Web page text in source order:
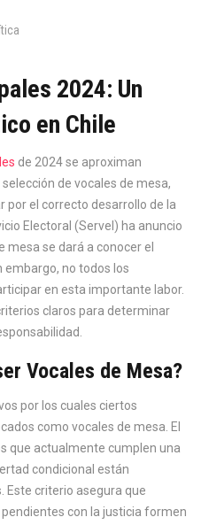
2024: Un
en Chile
de 2024 se aproximan
de vocales de mesa,
por el correcto desarrollo de la
Electoral (Servel) ha anuncio
mesa se dará a conocer el
embargo, no todos los
en esta importante labor.
claros para determinar
Vocales de Mesa?
por los cuales ciertos
como vocales de mesa. El
que actualmente cumplen una
condicional están
criterio asegura que
con la justicia formen